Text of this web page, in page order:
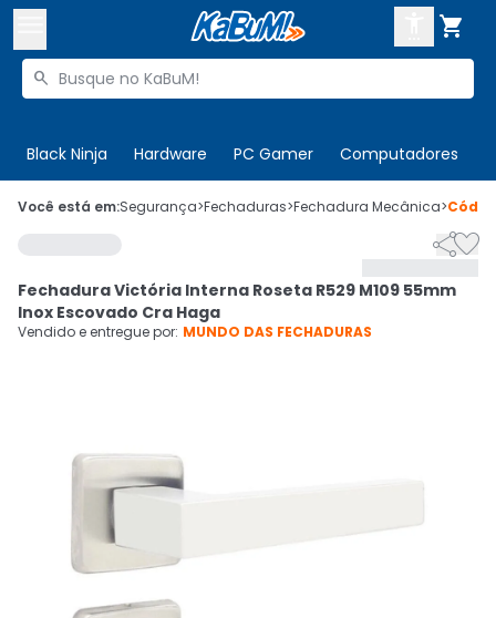

Buscar produtos

Black Ninja Hardware PC Gamer Computadores
 Olá. Acesse sua conta
Cupons
CADASTRE-SE
Você está em:Segurança>Fechaduras>Fechadura Mecânica>

Fechadura Victória Interna Roseta R529 M109 55mm
Inox Escovado Cra Haga
Vendido e entregue por: MUNDO DAS FECHADURAS